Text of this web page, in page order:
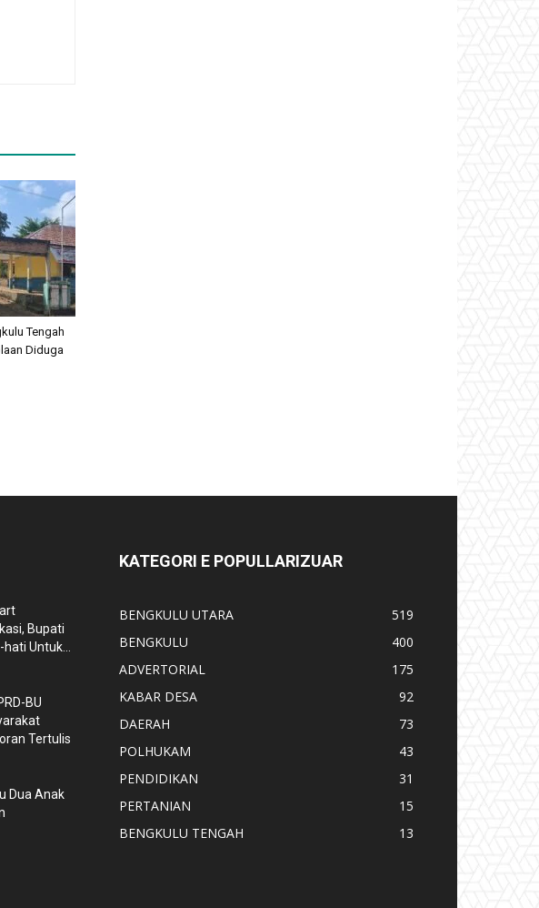
Tengah
Diduga
Bupati
Untuk...
BU
Tertulis
Dua Anak
KATEGORI E POPULLARIZUAR
BENGKULU UTARA
519
BENGKULU
400
ADVERTORIAL
175
KABAR DESA
92
DAERAH
73
POLHUKAM
43
PENDIDIKAN
31
PERTANIAN
15
BENGKULU TENGAH
13